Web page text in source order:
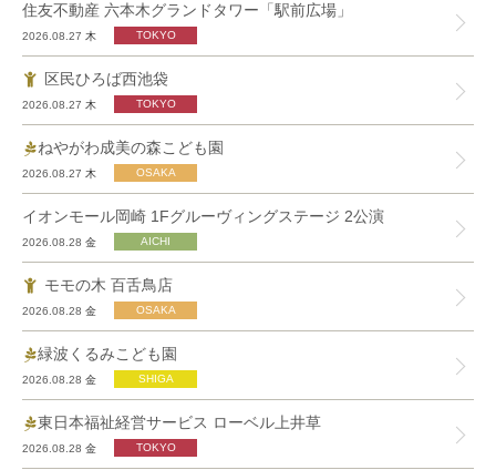
住友不動産 六本木グランドタワー「駅前広場」
2026.08.27 木
区民ひろば西池袋
2026.08.27 木
ねやがわ成美の森こども園
2026.08.27 木
イオンモール岡崎 1Fグルーヴィングステージ 2公演
2026.08.28 金
モモの木 百舌鳥店
2026.08.28 金
緑波くるみこども園
2026.08.28 金
東日本福祉経営サービス ローベル上井草
2026.08.28 金